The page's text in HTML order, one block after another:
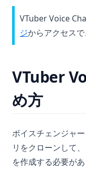
VTuber Voice
ジ(opens in a
からアクセスで
VTuber
め方
ボイスチェンジャ
リをクローンして
を作成する必要があ